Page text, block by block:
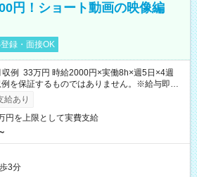
円！ショート動画の映像編
録・面接OK
例 33万円 時給2000円×実働8h×週5日×4週
を保証するものではありません。※給与即受
可（利用条件有）
給あり
円を上限として実費支給
3分